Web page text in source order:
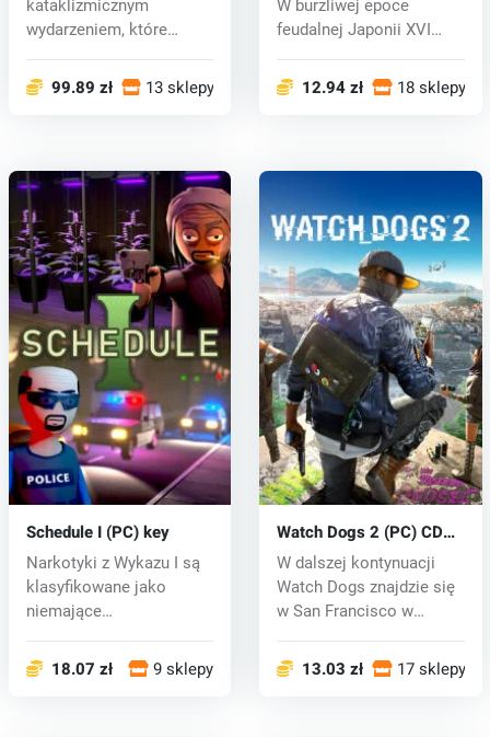
kataklizmicznym
wydarzeniem, które
99.89 zł 13 sklepy
W burzliwej epoce
feudalnej Japonii XVI
12.94 zł 18 sklepy
Schedule I (PC) key
Narkotyki z Wykazu I są
klasyfikowane jako
niemające
zastosow...
18.07 zł 9 sklepy
Watch Dogs 2 (PC) CD
key
W dalszej kontynuacji
Watch Dogs znajdzie się
w San Francisco w
13.03 zł 17 sklepy